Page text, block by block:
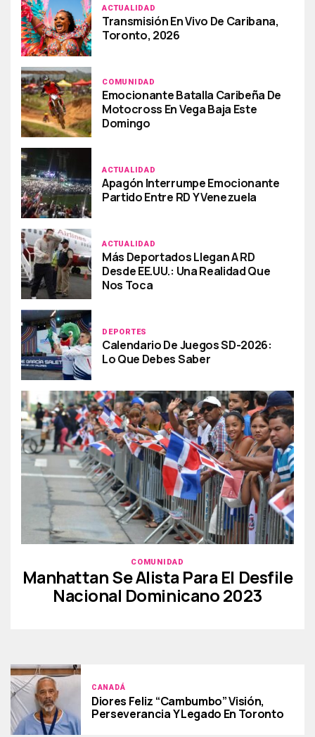
ACTUALIDAD
Transmisión En Vivo De Caribana,
Toronto, 2026
COMUNIDAD
Emocionante Batalla Caribeña De
Motocross En Vega Baja Este
Domingo
ACTUALIDAD
Apagón Interrumpe Emocionante
Partido Entre RD Y Venezuela
ACTUALIDAD
Más Deportados Llegan A RD
Desde EE.UU.: Una Realidad Que
Nos Toca
DEPORTES
Calendario De Juegos SD-2026:
Lo Que Debes Saber
COMUNIDAD
Manhattan Se Alista Para El Desfile
Nacional Dominicano 2023
CANADÁ
Diores Feliz “Cambumbo” Visión,
Perseverancia Y Legado En Toronto